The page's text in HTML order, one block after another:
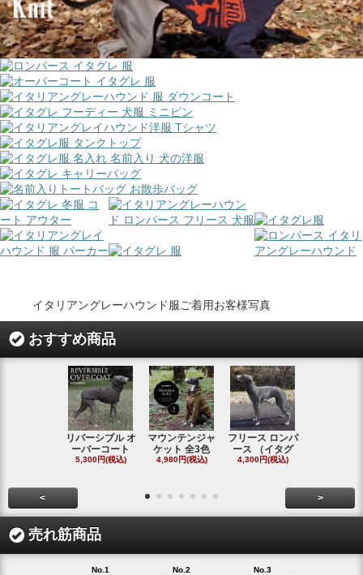
イタリアングレーハウンド服ご着用お客様写真
おすすめ商品
リバーシブル オ
ーバーコート
5,300円(税込)
マウンテンジャ
ケット 全3色
4,980円(税込)
フリース ロンパ
ース （イタグ
4,300円(税込)
< >
売れ筋商品
No.1 No.2 No.3